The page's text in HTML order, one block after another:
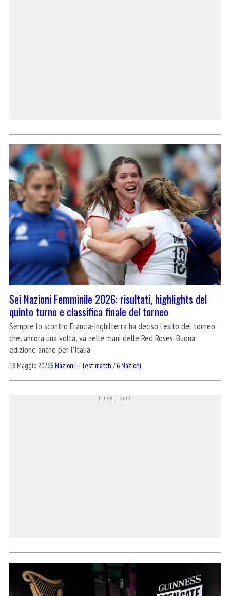
Sei Nazioni Femminile 2026: risultati, highlights del
quinto turno e classifica finale del torneo
Sempre lo scontro Francia-Inghilterra ha deciso l'esito del torneo
che, ancora una volta, va nelle mani delle Red Roses. Buona
edizione anche per l'Italia
18 Maggio 20266 Nazioni – Test match /6 Nazioni